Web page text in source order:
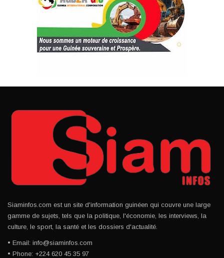
Siaminfos.com est un site d'information guinéen qui couvre une large
gamme de sujets, tels que la politique, l'économie, les interviews, la
culture, le sport, la santé et les dossiers d'actualité.
• Email: info@siaminfos.com
• Phone: +224 620 45 35 97